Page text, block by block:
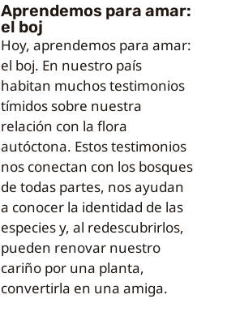
Aprendemos para amar:
el boj
Hoy, aprendemos para amar:
el boj. En nuestro país
habitan muchos testimonios
tímidos sobre nuestra
relación con la flora
autóctona. Estos testimonios
nos conectan con los bosques
de todas partes, nos ayudan
a conocer la identidad de las
especies y, al redescubrirlos,
pueden renovar nuestro
cariño por una planta,
convertirla en una amiga.